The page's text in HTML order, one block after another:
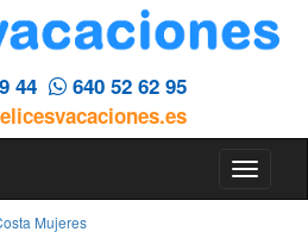
44
640 52 62 95
Mujeres